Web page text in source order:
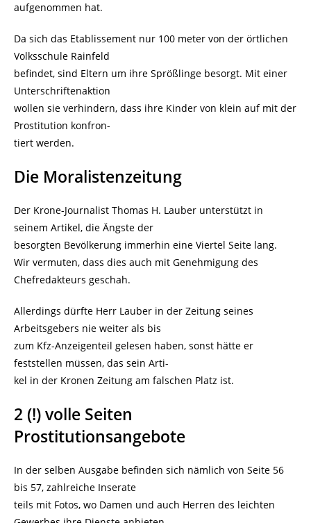
aufgenommen hat.
Da sich das Etablissement nur 100 meter von der örtlichen
Volksschule Rainfeld
befindet, sind Eltern um ihre Sprößlinge besorgt. Mit einer
Unterschriftenaktion
wollen sie verhindern, dass ihre Kinder von klein auf mit der
Prostitution konfron-
tiert werden.
Die Moralistenzeitung
Der Krone-Journalist Thomas H. Lauber unterstützt in
seinem Artikel, die Ängste der
besorgten Bevölkerung immerhin eine Viertel Seite lang.
Wir vermuten, dass dies auch mit Genehmigung des
Chefredakteurs geschah.
Allerdings dürfte Herr Lauber in der Zeitung seines
Arbeitsgebers nie weiter als bis
zum Kfz-Anzeigenteil gelesen haben, sonst hätte er
feststellen müssen, das sein Arti-
kel in der Kronen Zeitung am falschen Platz ist.
2 (!) volle Seiten
Prostitutionsangebote
In der selben Ausgabe befinden sich nämlich von Seite 56
bis 57, zahlreiche Inserate
teils mit Fotos, wo Damen und auch Herren des leichten